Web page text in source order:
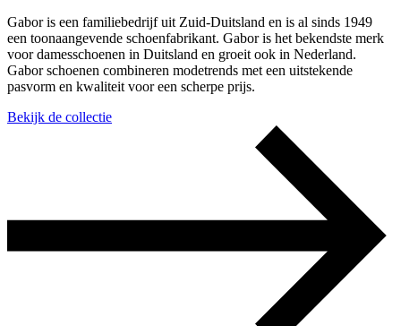
Gabor is een familiebedrijf uit Zuid-Duitsland en is al sinds 1949
een toonaangevende schoenfabrikant. Gabor is het bekendste merk
voor damesschoenen in Duitsland en groeit ook in Nederland.
Gabor schoenen combineren modetrends met een uitstekende
pasvorm en kwaliteit voor een scherpe prijs.
Bekijk de collectie